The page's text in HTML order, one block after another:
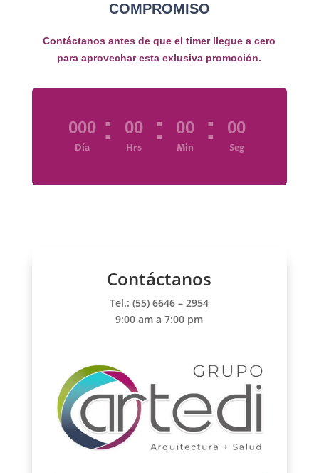
COMPROMISO
Contáctanos antes de que el timer llegue a cero
para aprovechar esta exlusiva promoción.
000
Día
: 00
Hrs
: 00
Min
: 00
Seg
Contáctanos
Tel.: (55) 6646 – 2954
9:00 am a 7:00 pm